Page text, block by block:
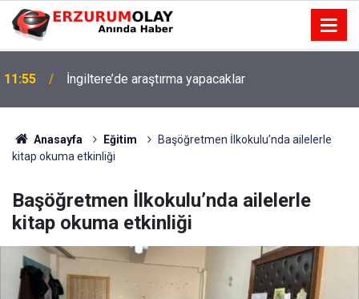
11:55 İngiltere’de araştırma yapacaklar
Anasayfa Eğitim
Başöğretmen İlkokulu’nda ailelerle
kitap okuma etkinliği
Başöğretmen İlkokulu’nda ailelerle
kitap okuma etkinliği